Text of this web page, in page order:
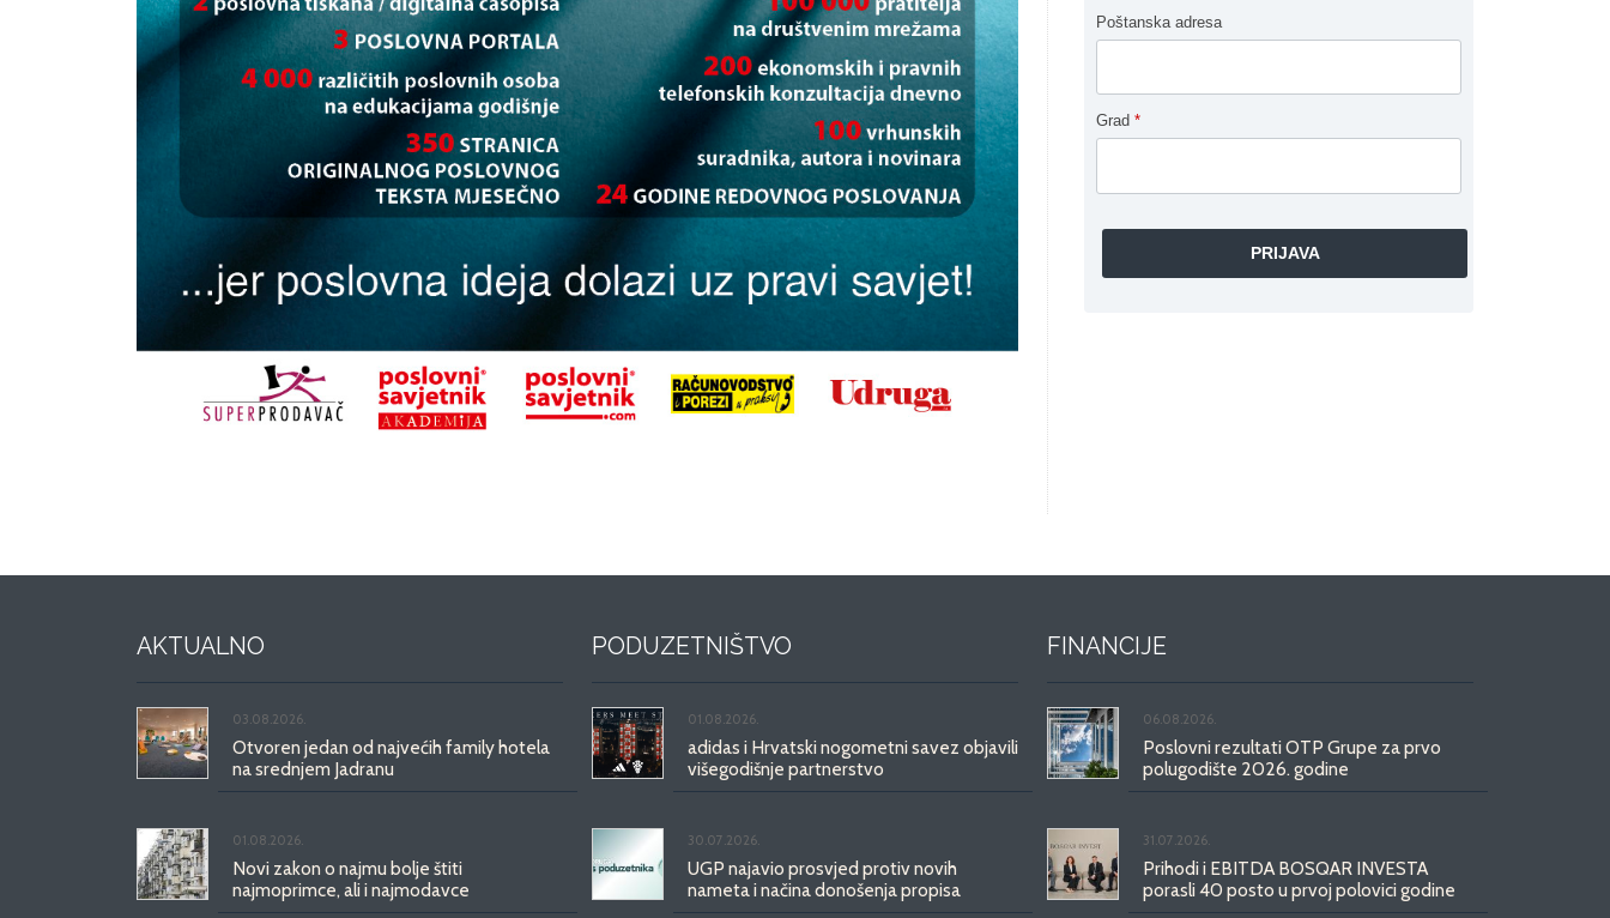
Poštanska adresa
Grad *
AKTUALNO
03.08.2026.
Otvoren jedan od najvećih family hotela
na srednjem Jadranu
01.08.2026.
Novi zakon o najmu bolje štiti
najmoprimce, ali i najmodavce
PODUZETNIŠTVO
01.08.2026.
adidas i Hrvatski nogometni savez objavili
višegodišnje partnerstvo
30.07.2026.
UGP najavio prosvjed protiv novih
nameta i načina donošenja propisa
FINANCIJE
06.08.2026.
Poslovni rezultati OTP Grupe za prvo
polugodište 2026. godine
31.07.2026.
Prihodi i EBITDA BOSQAR INVESTA
porasli 40 posto u prvoj polovici godine